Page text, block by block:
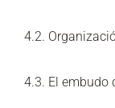
4.2.
4.3. El embudo